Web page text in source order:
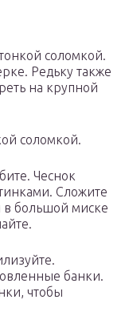
соломкой.
Редьку также
на крупной
соломкой.
Чеснок
Сложите
в большой миске
банки.
чтобы